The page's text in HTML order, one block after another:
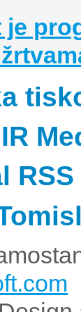
je
RSS